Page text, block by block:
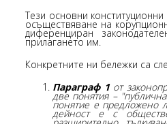
Тези основни
осъществяване на
диференциран
прилагането им.
Конкретните ни бележки са
Параграф 1от
две понятия –
понятие е предложено
дейност е с